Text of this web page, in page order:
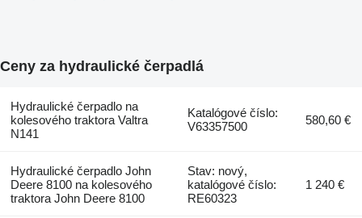
Ceny za hydraulické čerpadlá
Hydraulické čerpadlo na
kolesového traktora Valtra
N141
Katalógové číslo:
V63357500
580,60 €
Hydraulické čerpadlo John
Deere 8100 na kolesového
traktora John Deere 8100
Stav: nový,
katalógové číslo:
RE60323
1 240 €